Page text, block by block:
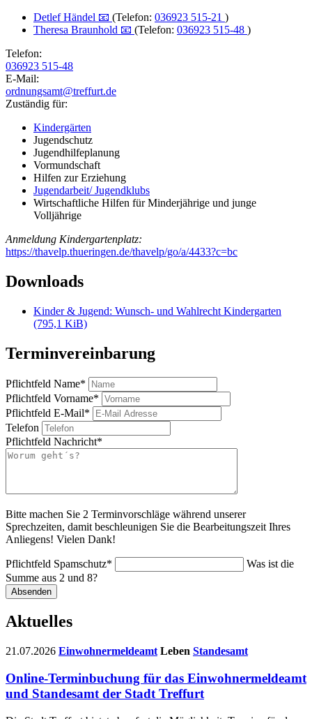
Detlef Händel 📧 (Telefon: 036923 515-21 )
Theresa Braunhold 📧 (Telefon: 036923 515-48 )
Telefon:
036923 515-48
E-Mail:
ordnungsamt@treffurt.de
Zuständig für:
Kindergärten
Jugendschutz
Jugendhilfeplanung
Vormundschaft
Hilfen zur Erziehung
Jugendarbeit/ Jugendklubs
Wirtschaftliche Hilfen für Minderjährige und junge
Volljährige
Anmeldung Kindergartenplatz:
https://thavelp.thueringen.de/thavelp/go/a/4433?c=bc
Downloads
Kinder & Jugend: Wunsch- und Wahlrecht Kindergarten
(795,1 KiB)
Terminvereinbarung
Pflichtfeld Name*
Pflichtfeld Vorname*
Pflichtfeld E-Mail*
Telefon
Pflichtfeld Nachricht*
Bitte machen Sie 2 Terminvorschläge während unserer
Sprechzeiten, damit beschleunigen Sie die Bearbeitungszeit Ihres
Anliegens! Vielen Dank!
Pflichtfeld Spamschutz*
Was ist die
Summe aus 2 und 8?
Absenden
Aktuelles
21.07.2026 Einwohnermeldeamt Leben Standesamt
Online-Terminbuchung für das Einwohnermeldeamt
und Standesamt der Stadt Treffurt